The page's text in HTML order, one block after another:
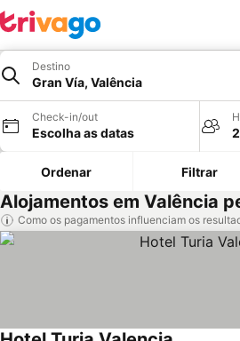
Destino
Gran Vía, Valência
Check-in/out
Escolha as datas
Ordenar Filtrar
Alojamentos em Valência
Como os pagamentos influenciam os